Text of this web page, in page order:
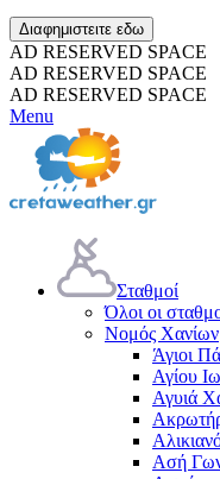
Διαφημιστειτε εδω
AD RESERVED SPACE
AD RESERVED SPACE
AD RESERVED SPACE
Menu
Σταθμοί
Όλοι οι
Νομός Χανίων
Άγιοι
Αγίου
Αγυιά
Ασή